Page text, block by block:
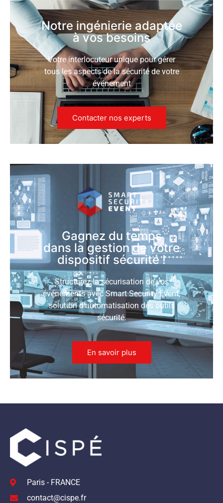
Notre ingénierie adaptée
à vos besoins
Votre interlocuteur unique pour gérer
tous les aspects de la sécurité de votre
événement
Contacter nos experts
Gagnez du temps
dans la gestion de votre
dispositif sécurité !
Structurez la sécurisation de vos
événements avec Smart Security Event,
solution d’automatisation des outils
sécurité.
En savoir plus
Paris - FRANCE
contact@cispe.fr